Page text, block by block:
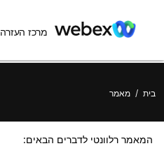
מרכז העזרה
בית / מאמר
המאמר רלוונטי לדברים הבאים: